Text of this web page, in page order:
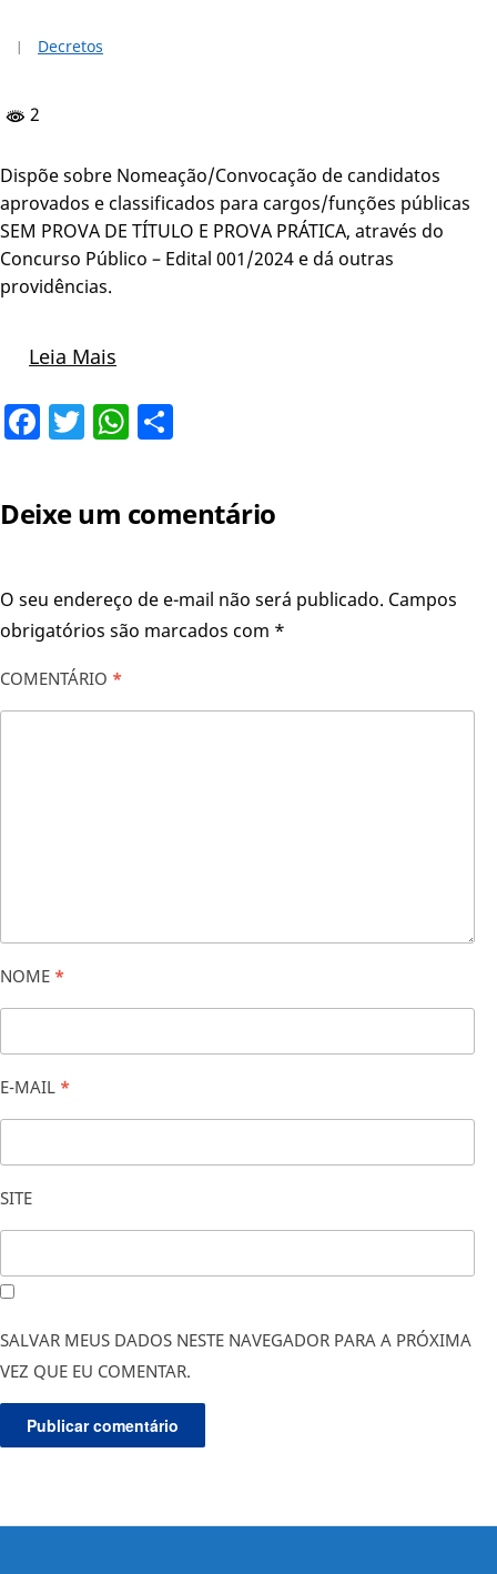
Decretos
2
Dispõe sobre Nomeação/Convocação de candidatos
aprovados e classificados para cargos/funções públicas
SEM PROVA DE TÍTULO E PROVA PRÁTICA, através do
Concurso Público – Edital 001/2024 e dá outras
providências.
Leia Mais
Facebook
TwitterWhatsApp
Deixe um comentário
O seu endereço de e-mail não será publicado. Campos
obrigatórios são marcados com *
COMENTÁRIO *
NOME *
E-MAIL *
SITE
SALVAR MEUS DADOS NESTE NAVEGADOR PARA A PRÓXIMA
VEZ QUE EU COMENTAR.